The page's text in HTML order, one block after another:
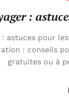
:
: astuces pour
: conseils
gratuites ou à